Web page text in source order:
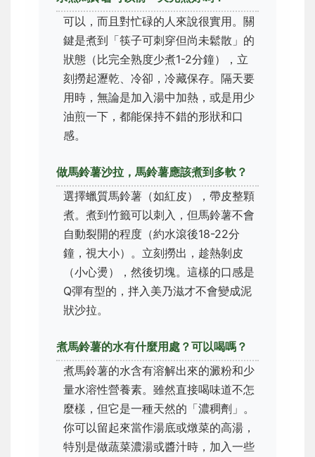
可以，而且對忙碌的人來說很實用。關
鍵是煮到「筷子可刺穿但尚未鬆散」的
狀態（比完全熟度少煮1-2分鐘），立
刻撈起瀝乾、冷卻，冷藏保存。隔天要
用時，無論是加入湯中加熱，或是用少
油煎一下，都能保持不錯的形狀和口
感。
做馬鈴薯沙拉，馬鈴薯應該煮到多軟？
選擇蠟質馬鈴薯（如紅皮），帶皮整顆
煮。煮到竹籤可以刺入，但馬鈴薯不會
自動裂開的程度（約水滾後18-22分
鐘，視大小）。立刻撈出，趁熱剝皮
（小心燙），然後切塊。這樣的口感是
Q彈有型的，拌入美乃滋才不會變成泥
狀沙拉。
煮馬鈴薯的水有什麼用處？可以喝嗎？
煮馬鈴薯的水含有溶解出來的澱粉和少
量水溶性營養素。雖然直接喝味道不怎
麼樣，但它是一種天然的「濃稠劑」。
你可以留起來當作湯底或燉菜的高湯，
特別是做蔬菜濃湯或醬汁時，加入一些